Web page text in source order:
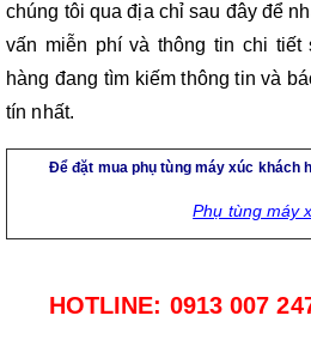
chúng tôi qua địa chỉ sau đây để
vấn miễn phí và thông tin chi tiết
hàng đang tìm kiếm thông tin và
tín nhất.
Để đặt mua phụ tùng máy xúc khách
Phụ tùng máy
HOTLINE: 0913 007